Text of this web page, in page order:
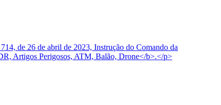
de 26 de abril de 2023, Instrução do Comando da
Artigos Perigosos, ATM, Balão, Drone</b>.</p>